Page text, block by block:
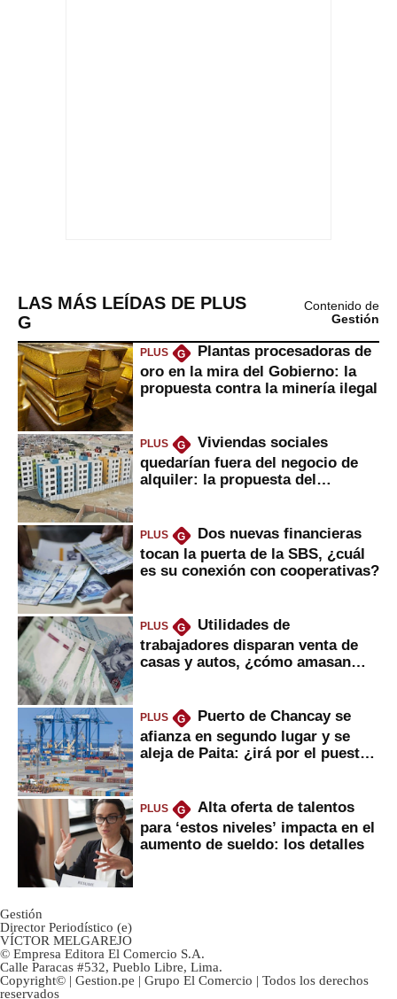
LAS MÁS LEÍDAS DE PLUS
G
Contenido de
Gestión
PLUS G
Plantas procesadoras de
oro en la mira del Gobierno: la
propuesta contra la minería ilegal
PLUS G
Viviendas sociales
quedarían fuera del negocio de
alquiler: la propuesta del
PLUS G
Dos nuevas financieras
tocan la puerta de la SBS, ¿cuál
es su conexión con cooperativas?
PLUS G
Utilidades de
trabajadores disparan venta de
casas y autos, ¿cómo amasan
PLUS G
Puerto de Chancay se
afianza en segundo lugar y se
aleja de Paita: ¿irá por el puesto
PLUS G
Alta oferta de talentos
para ‘estos niveles’ impacta en el
aumento de sueldo: los detalles
Gestión
Director Periodístico (e)
VÍCTOR MELGAREJO
© Empresa Editora El Comercio S.A.
Calle Paracas #532, Pueblo Libre, Lima.
Copyright© | Gestion.pe | Grupo El Comercio | Todos los derechos
reservados